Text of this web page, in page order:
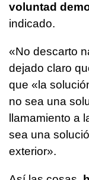
voluntad
indicado.
«No descarto
dejado claro
que «la
no sea una
llamamiento a
sea una
exterior».